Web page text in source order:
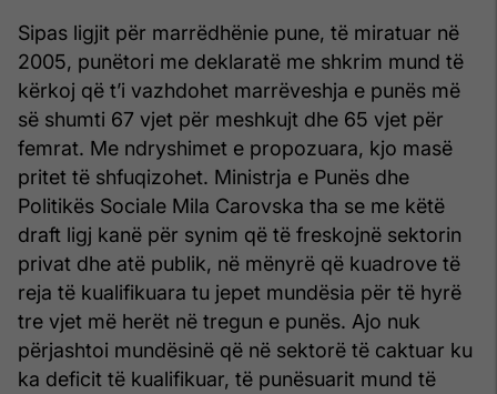
Sipas ligjit për marrëdhënie pune, të miratuar në
2005, punëtori me deklaratë me shkrim mund të
kërkoj që t’i vazhdohet marrëveshja e punës më
së shumti 67 vjet për meshkujt dhe 65 vjet për
femrat. Me ndryshimet e propozuara, kjo masë
pritet të shfuqizohet. Ministrja e Punës dhe
Politikës Sociale Mila Carovska tha se me këtë
draft ligj kanë për synim që të freskojnë sektorin
privat dhe atë publik, në mënyrë që kuadrove të
reja të kualifikuara tu jepet mundësia për të hyrë
tre vjet më herët në tregun e punës. Ajo nuk
përjashtoi mundësinë që në sektorë të caktuar ku
ka deficit të kualifikuar, të punësuarit mund të